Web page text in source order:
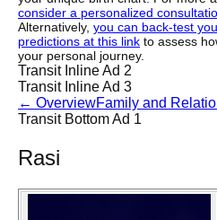
consider a personalized
Alternatively, you can back-test
predictions at this link to assess
your personal journey.
Transit Inline Ad 2
Transit Inline Ad 3
← OverviewFamily and
Transit Bottom Ad 1
Rasi